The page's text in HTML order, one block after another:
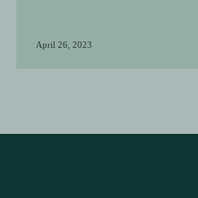
April 26, 2023